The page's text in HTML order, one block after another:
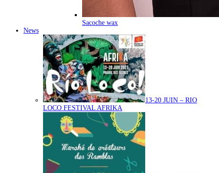
Sacoche wax
News
13-20 JUIN – RIO
LOCO FESTIVAL AFRIKA